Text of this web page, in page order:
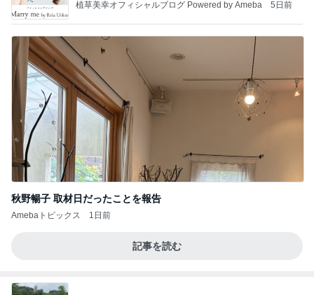
植草美幸オフィシャルブログ Powered by Ameba 5日前
秋野暢子 取材日だったことを報告
Amebaトピックス 1日前
記事を読む